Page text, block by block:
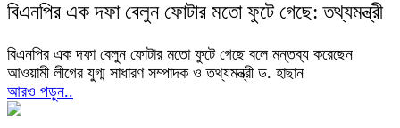
বিএনপির এক দফা বেলুন ফোটার মতো ফুটে গেছে: তথ্যমন্ত্রী
বিএনপির এক দফা বেলুন ফোটার মতো ফুটে গেছে বলে মন্তব্য করেছেন
আওয়ামী লীগের যুগ্ম সাধারণ সম্পাদক ও তথ্যমন্ত্রী ড. হাছান
আরও পড়ুন..